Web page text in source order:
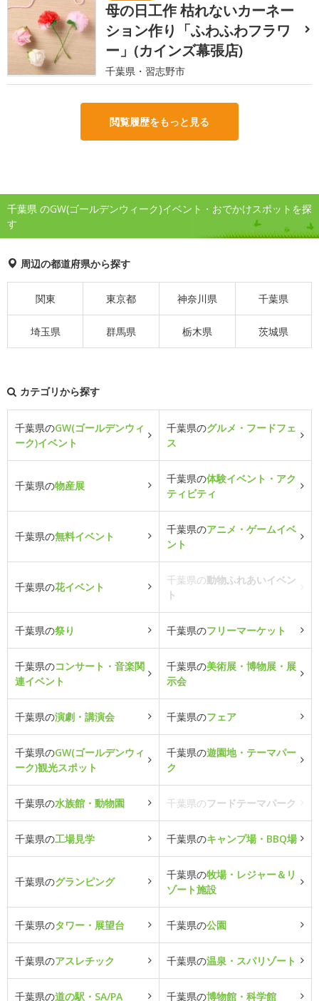
母の日工作 枯れないカーネー
ション作り「ふわふわフラワ
ー」(カインズ幕張店)
千葉県・習志野市
閲覧履歴をもっと見る
千葉県 のGW(ゴールデンウィーク)イベント・おでかけスポットを探
す
周辺の都道府県から探す
関東 東京都 神奈川県 千葉県
埼玉県 群馬県 栃木県 茨城県
カテゴリから探す
千葉県のGW(ゴールデンウィ
ーク)イベント
千葉県のグルメ・フードフェ
ス
千葉県の物産展
千葉県の体験イベント・アク
ティビティ
千葉県の無料イベント
千葉県のアニメ・ゲームイベ
ント
千葉県の花イベント
千葉県の動物ふれあいイベン
ト
千葉県の祭り 千葉県のフリーマーケット
千葉県のコンサート・音楽関
連イベント
千葉県の美術展・博物展・展
示会
千葉県の演劇・講演会 千葉県のフェア
千葉県のGW(ゴールデンウィ
ーク)観光スポット
千葉県の遊園地・テーマパー
ク
千葉県の水族館・動物園 千葉県のフードテーマパーク
千葉県の工場見学 千葉県のキャンプ場・BBQ場
千葉県のグランピング
千葉県の牧場・レジャー＆リ
ゾート施設
千葉県のタワー・展望台 千葉県の公園
千葉県のアスレチック 千葉県の温泉・スパリゾート
千葉県の道の駅・SA/PA 千葉県の博物館・科学館